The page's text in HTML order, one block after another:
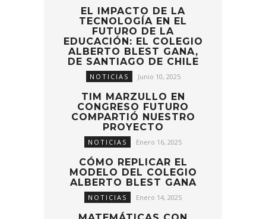
EL IMPACTO DE LA
TECNOLOGÍA EN EL
FUTURO DE LA
EDUCACIÓN: EL COLEGIO
ALBERTO BLEST GANA,
DE SANTIAGO DE CHILE
NOTICIAS Junio 10, 2025
TIM MARZULLO EN
CONGRESO FUTURO
COMPARTIÓ NUESTRO
PROYECTO
NOTICIAS Enero 16, 2025
CÓMO REPLICAR EL
MODELO DEL COLEGIO
ALBERTO BLEST GANA
NOTICIAS Enero 14, 2025